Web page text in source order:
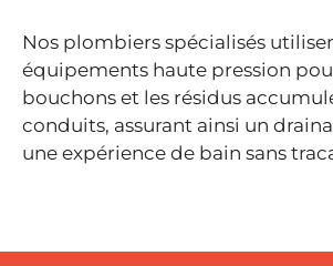
Nos plombiers spécialisés
équipements haute pression
bouchons et les résidus
conduits, assurant ainsi un
une expérience de bain sans